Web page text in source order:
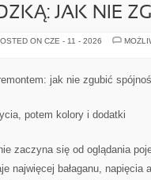
JAK NIE
ON CZE - 11 - 2026
jak nie zgubić
potem kolory i dodatki
zaczyna się od oglądania
najwięcej bałaganu, napięcia